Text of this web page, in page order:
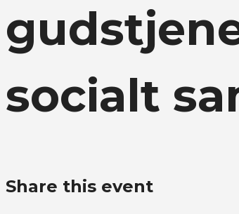
socialt
Share this event